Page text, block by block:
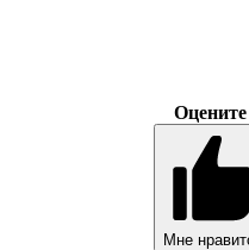
Мне